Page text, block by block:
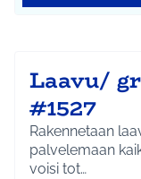
Laavu/
#1527
Rakennetaan
palvelemaan
voisi tot…